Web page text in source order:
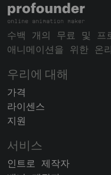
수백 개의 무료 및 프
애니메이션을 위한 온
우리에 대해
가격
라이센스
지원
서비스
인트로 제작자